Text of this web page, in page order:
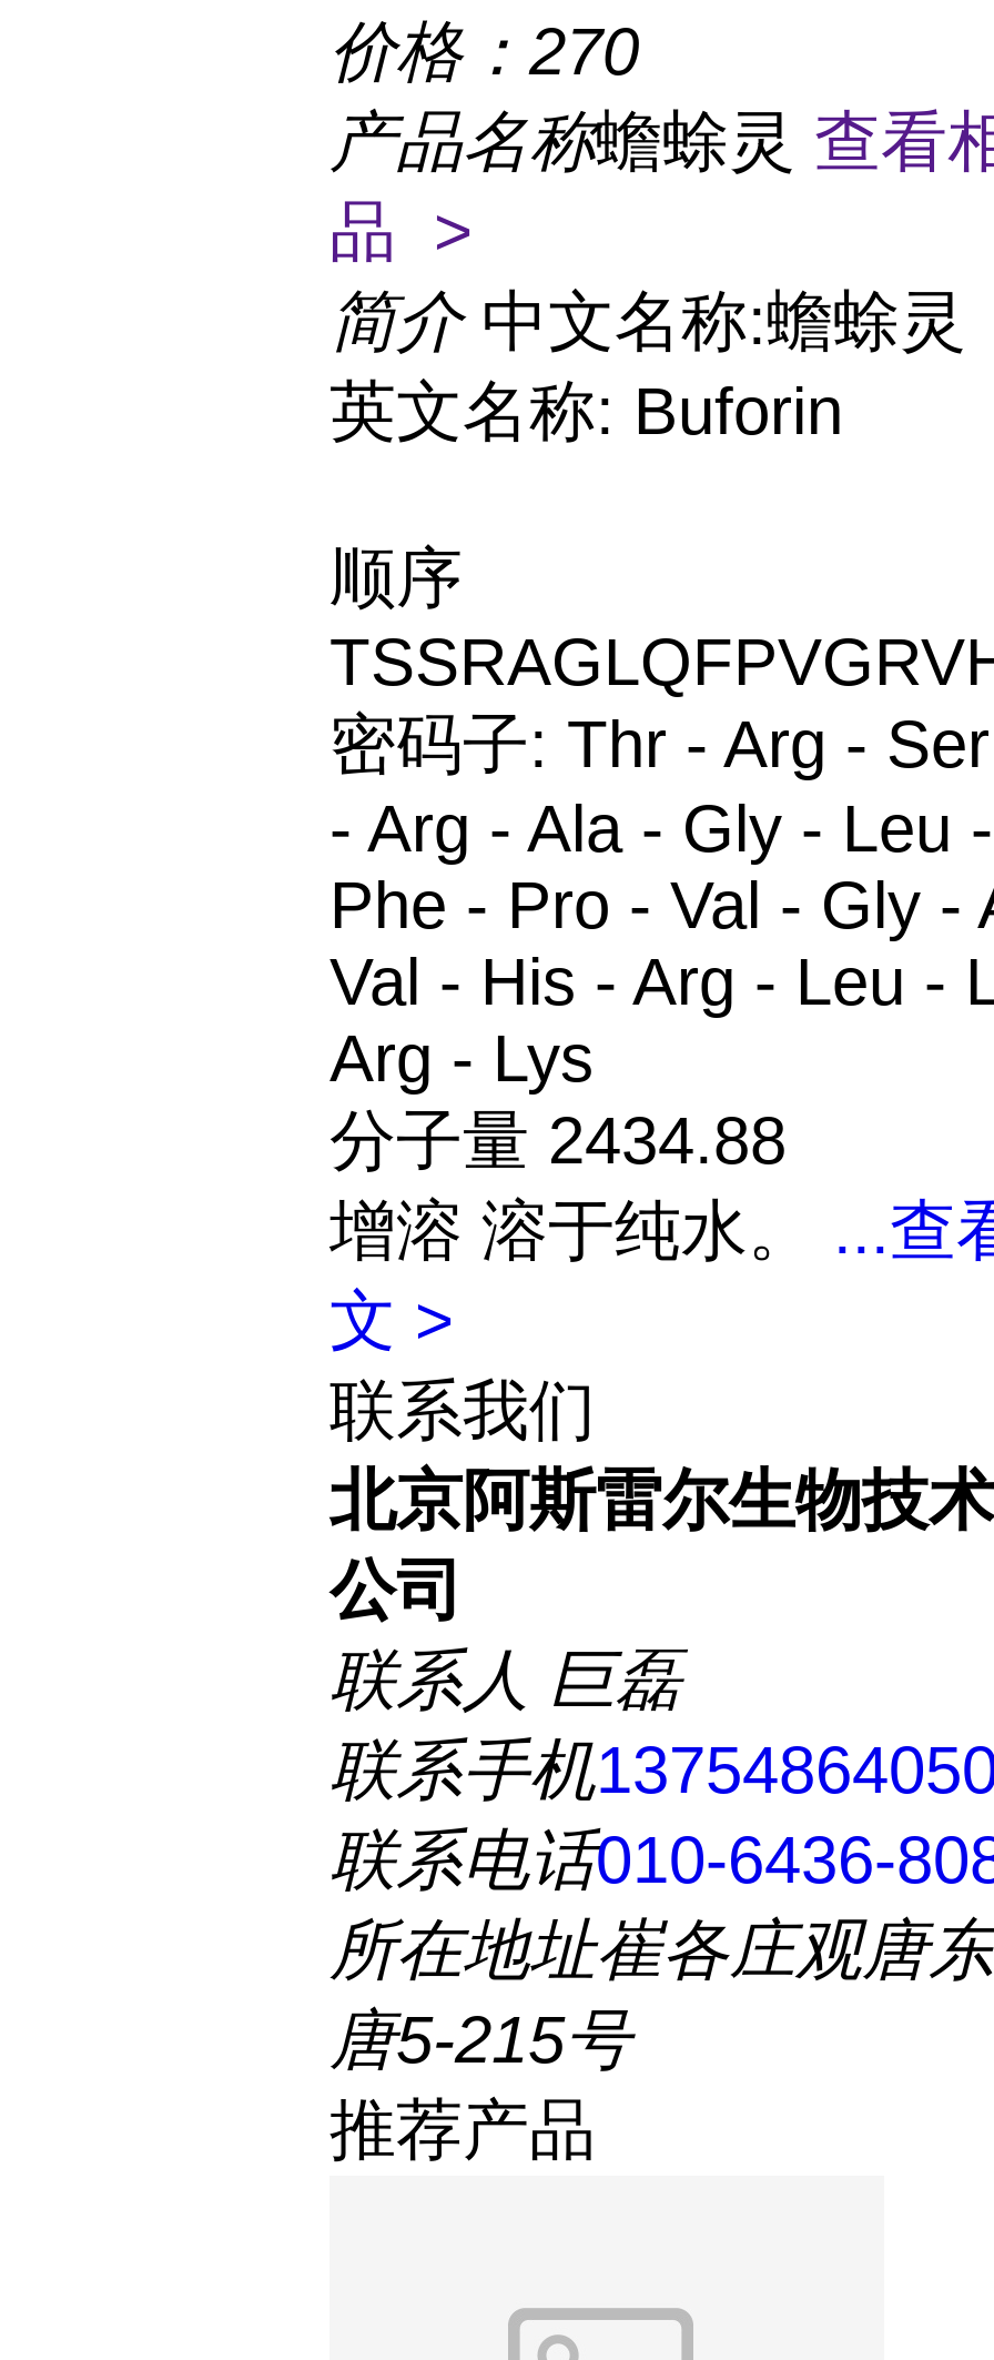
价格： 270
产品名称蟾蜍灵 查看
品 >
简介 中文名称:蟾蜍灵
英文名称: Buforin
顺序
密码子: Thr - Arg -
- Arg - Ala - Gly - Leu
Phe - Pro - Val - Gly -
Val - His - Arg - Leu -
Arg - Lys
分子量 2434.88
增溶 溶于纯水。 ...查
文 >
联系我们
北京阿斯雷尔生物技
公司
联系人 巨磊
联系手机
联系电话010-6436-
所在地址崔各庄观唐
唐5-215号
推荐产品